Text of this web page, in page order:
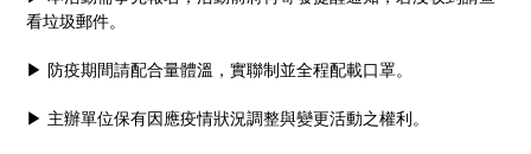
看垃圾郵件。
▶ 防疫期間請配合量體溫，實聯制並全程配載口罩。
▶ 主辦單位保有因應疫情狀況調整與變更活動之權利。